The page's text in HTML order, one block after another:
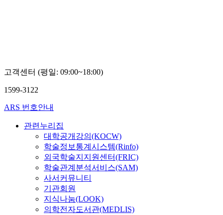
고객센터 (평일: 09:00~18:00)
1599-3122
ARS 번호안내
관련누리집
대학공개강의(KOCW)
학술정보통계시스템(Rinfo)
외국학술지지원센터(FRIC)
학술관계분석서비스(SAM)
사서커뮤니티
기관회원
지식나눔(LOOK)
의학전자도서관(MEDLIS)